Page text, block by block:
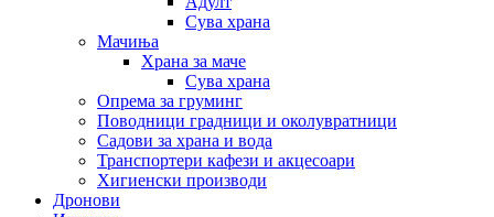
Сува храна
Мачиња
Храна за маче
Сува храна
Опрема за груминг
Поводници градници и околувратници
Садови за храна и вода
Транспортери кафези и акцесоари
Хигиенски производи
Дронови